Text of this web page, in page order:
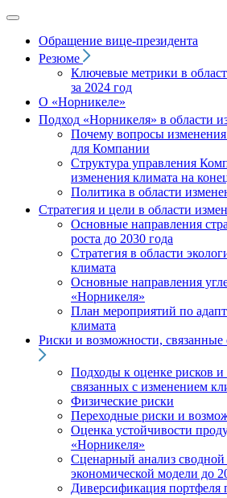
Обращение вице‑президента
Резюме
Ключевые метрики в
за 2024 год
О «Норникеле»
Подход «Норникеля» в области
Почему вопросы
для Компании
Структура управления
изменения климата на
Политика в области
Стратегия и цели в области
Основные направления
роста до 2030 года
Стратегия в области
климата
Основные направления
«Норникеля»
План мероприятий по
климата
Риски и возможности, связанные
Подходы к оценке рисков и
связанных с изменением
Физические риски
Переходные риски и
Оценка устойчивости
«Норникеля»
Сценарный анализ
экономической модели до
Диверсификация портфеля